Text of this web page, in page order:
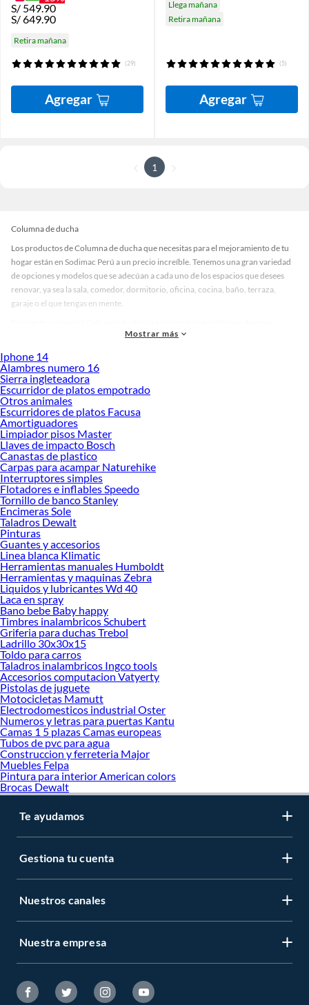
S/ 549.90
S/649.90
Retira mañana
(29)
Agregar
Llega mañana
Retira mañana
(5)
Agregar
1
Columna de ducha
Los productos de Columna de ducha que necesitas para el mejoramiento de tu
hogar están en Sodimac Perú a un precio increíble. Tenemos una gran variedad
de opciones y modelos que se adecúan a cada uno de los espacios que desees
renovar, ya sea la sala, comedor, dormitorio, oficina, cocina, baño, terraza,
garaje o el que tengas en mente.
materiales, medidas, colores y demás características específicas de tu
necesario para cada uno de tus proyectos en las mejores marcas de calidad y con
garantía.
Precios de Columna de ducha en Sodimac Perú
Si buscar ahorrar, estás en la tienda correcta porque en Sodimac tenemos
nuestra política de precios bajos garantizados en Columna de ducha, así que no
dudes más y compra online este producto con sus complementos para que
termines tu proyecto al 100% a un costo económico. Además, elige entre las
opciones de delivery o recojo en tienda.
Las mejores marcas de Columna de ducha
Sabemos que la calidad, confianza y seguridad son factores importantes al
momento de decidir qué modelo comprar, por ello contamos con una amplia
oferta de marcas prestigiosas y reconocidas en Columna de ducha. De esta
manera, inviertes en durabilidad, rendimiento, excelencia y satisfacción
garantizada.
Mostrar más
Iphone 14
Alambres numero 16
Sierra ingleteadora
Escurridor de platos empotrado
Otros animales
Escurridores de platos Facusa
Amortiguadores
Limpiador pisos Master
Llaves de impacto Bosch
Canastas de plastico
Carpas para acampar Naturehike
Interruptores simples
Flotadores e inflables Speedo
Tornillo de banco Stanley
Encimeras Sole
Taladros Dewalt
Pinturas
Guantes y accesorios
Linea blanca Klimatic
Herramientas manuales Humboldt
Herramientas y maquinas Zebra
Liquidos y lubricantes Wd 40
Laca en spray
Bano bebe Baby happy
Timbres inalambricos Schubert
Griferia para duchas Trebol
Ladrillo 30x30x15
Toldo para carros
Taladros inalambricos Ingco tools
Accesorios computacion Vatyerty
Pistolas de juguete
Motocicletas Mamutt
Electrodomesticos industrial Oster
Numeros y letras para puertas Kantu
Camas 1 5 plazas Camas europeas
Tubos de pvc para agua
Construccion y ferreteria Major
Muebles Felpa
Pintura para interior American colors
Brocas Dewalt
Te ayudamos
Gestiona tu cuenta
Nuestros canales
Nuestra empresa